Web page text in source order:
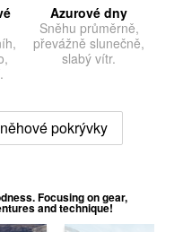
Azurové dny
Sněhu průměrně,
převážně slunečně,
slabý vítr.
pokrývky